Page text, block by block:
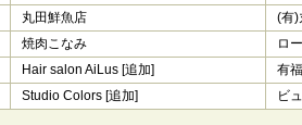
丸田鮮魚店
(有)
焼肉こなみ
ロ
Hair salon AiLus [追加]
有
Studio Colors [追加] ビ